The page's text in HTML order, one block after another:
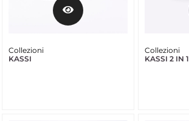
Collezioni
KASSI
Collezioni
KASSI 2 IN 1